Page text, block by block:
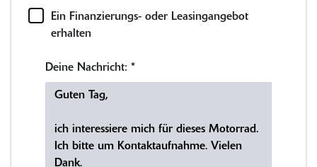
Ein Finanzierungs- oder Leasingangebot
erhalten
Deine Nachricht: *